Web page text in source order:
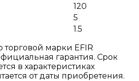
120
5
1.5
марки EFIR
гарантия. Срок
в характеристиках
от даты приобретения.